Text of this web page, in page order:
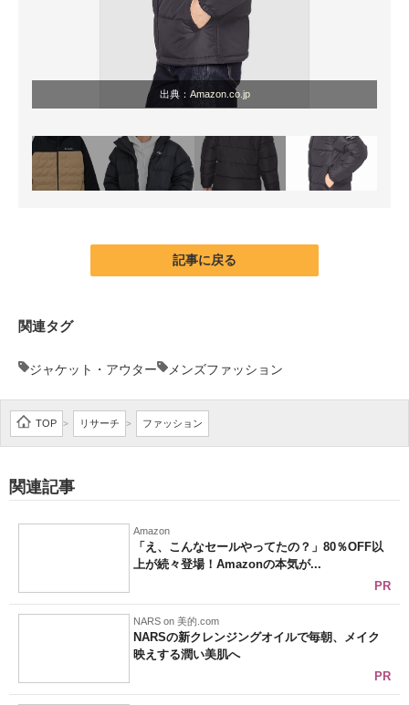
出典： Amazon.co.jp
記事に戻る
関連タグ
ジャケット・アウター メンズファッション
TOP > リサーチ > ファッション
関連記事
Amazon
「え、こんなセールやってたの？」80％OFF以
上が続々登場！Amazonの本気が...
PR
NARS on 美的.com
NARSの新クレンジングオイルで毎朝、メイク
映えする潤い美肌へ
PR